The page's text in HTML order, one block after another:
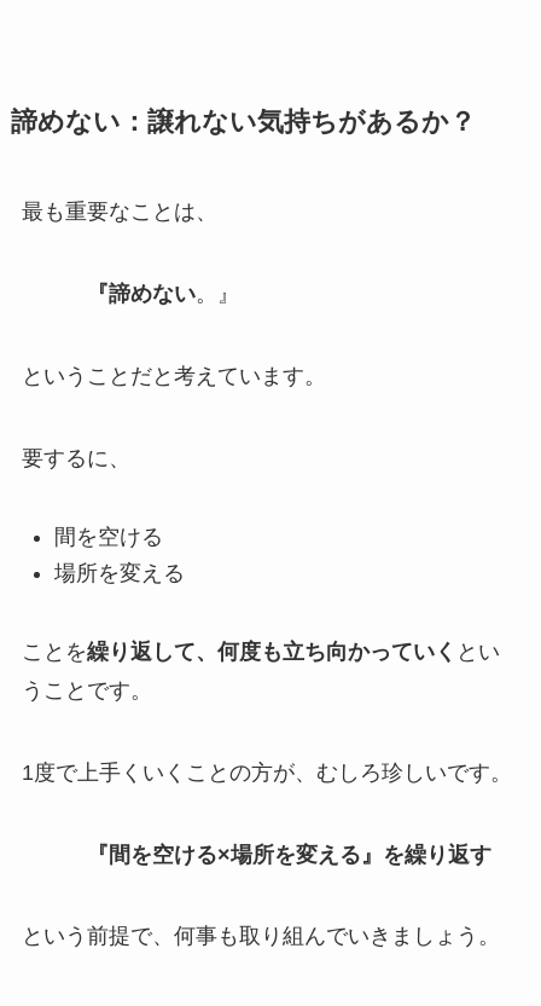
諦めない：譲れない気持ちがあるか？
最も重要なことは、
『諦めない。』
ということだと考えています。
要するに、
間を空ける
場所を変える
ことを繰り返して、何度も立ち向かっていく とい
うことです。
1度で上手くいくことの方が、むしろ珍しいです。
『間を空ける×場所を変える』を繰り返す
という前提で、何事も取り組んでいきましょう。